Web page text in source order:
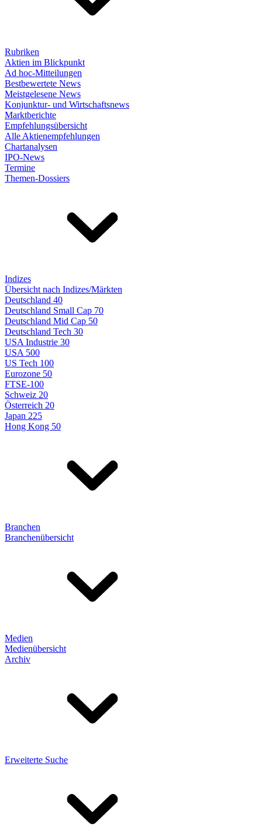
Rubriken
Aktien im Blickpunkt
Ad hoc-Mitteilungen
Bestbewertete News
Meistgelesene News
Konjunktur- und Wirtschaftsnews
Marktberichte
Empfehlungsübersicht
Alle Aktienempfehlungen
Chartanalysen
IPO-News
Termine
Themen-Dossiers
Indizes
Übersicht nach Indizes/Märkten
Deutschland 40
Deutschland Small Cap 70
Deutschland Mid Cap 50
Deutschland Tech 30
USA Industrie 30
USA 500
US Tech 100
Eurozone 50
FTSE-100
Schweiz 20
Österreich 20
Japan 225
Hong Kong 50
Branchen
Branchenübersicht
Medien
Medienübersicht
Archiv
Erweiterte Suche